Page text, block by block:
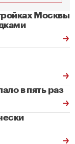
Москвы
в пять раз